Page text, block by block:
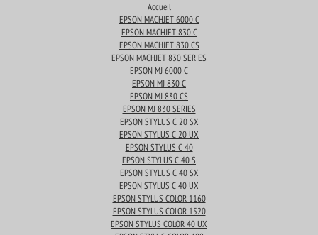
Accueil
EPSON MACHJET 6000 C
EPSON MACHJET 830 C
EPSON MACHJET 830 CS
EPSON MACHJET 830 SERIES
EPSON MJ 6000 C
EPSON MJ 830 C
EPSON MJ 830 CS
EPSON MJ 830 SERIES
EPSON STYLUS C 20 SX
EPSON STYLUS C 20 UX
EPSON STYLUS C 40
EPSON STYLUS C 40 S
EPSON STYLUS C 40 SX
EPSON STYLUS C 40 UX
EPSON STYLUS COLOR 1160
EPSON STYLUS COLOR 1520
EPSON STYLUS COLOR 40 UX